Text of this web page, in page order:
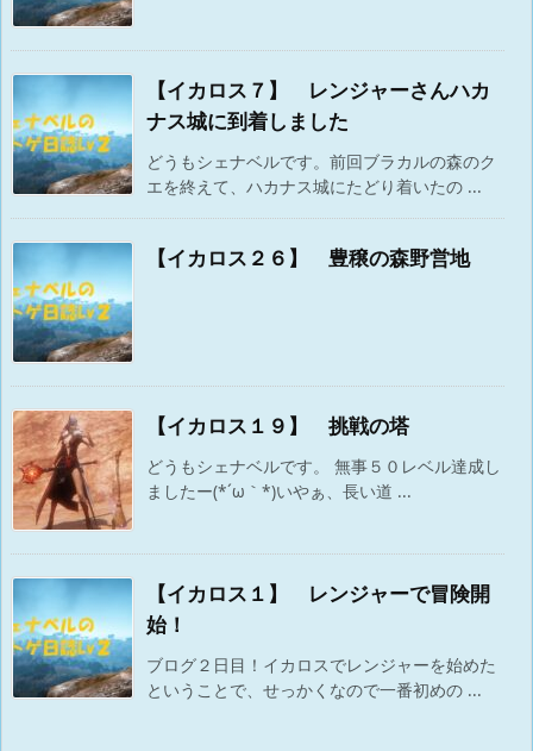
【イカロス７】 レンジャーさんハカ
ナス城に到着しました
どうもシェナベルです。前回ブラカルの森のク
エを終えて、ハカナス城にたどり着いたの ...
【イカロス２６】 豊穣の森野営地
【イカロス１９】 挑戦の塔
どうもシェナベルです。 無事５０レベル達成し
ましたー(*´ω｀*)いやぁ、長い道 ...
【イカロス１】 レンジャーで冒険開
始！
ブログ２日目！イカロスでレンジャーを始めた
ということで、せっかくなので一番初めの ...